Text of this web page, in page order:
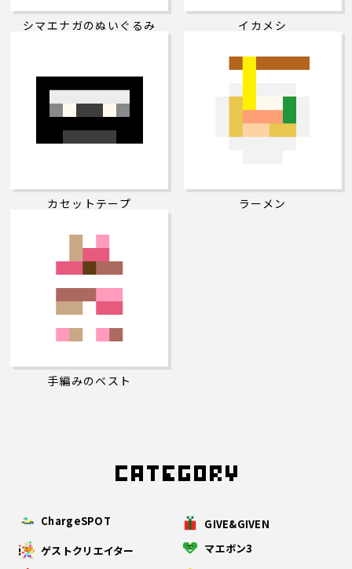
ChargeSPOT
GIVE&GIVEN
ゲストクリエイター
マエボン3
シマエナガのぬいぐるみ イカメシ
カセットテープ ラーメン
手編みのベスト